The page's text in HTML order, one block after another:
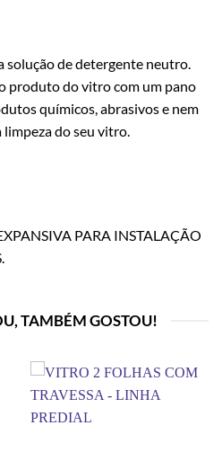
solução de detergente neutro.
produto do vitro com um pano
químicos, abrasivos e nem
limpeza do seu vitro.
PARA INSTALAÇÃO
TAMBÉM GOSTOU!